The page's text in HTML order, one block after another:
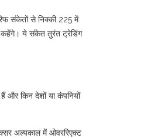
संकेतों से निक्की 225 में
कहेंगे। ये संकेत तुरंत ट्रेडिंग
और किन देशों या कंपनियों
अल्पकाल में ओवररिएक्ट